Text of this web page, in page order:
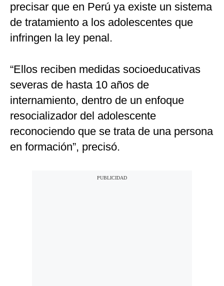
precisar que en Perú ya existe un sistema
de tratamiento a los adolescentes que
infringen la ley penal.
“Ellos reciben medidas socioeducativas
severas de hasta 10 años de
internamiento, dentro de un enfoque
resocializador del adolescente
reconociendo que se trata de una persona
en formación”, precisó.